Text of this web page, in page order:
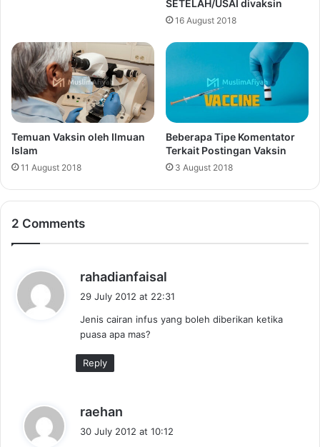
SETELAH/USAI divaksin
16 August 2018
Temuan Vaksin oleh Ilmuan
Islam
11 August 2018
Beberapa Tipe Komentator
Terkait Postingan Vaksin
3 August 2018
2 Comments
rahadianfaisal
s
29 July 2012 at 22:31
Jenis cairan infus yang boleh diberikan ketika
puasa apa mas?
Reply
raehan
30 July 2012 at 10:12